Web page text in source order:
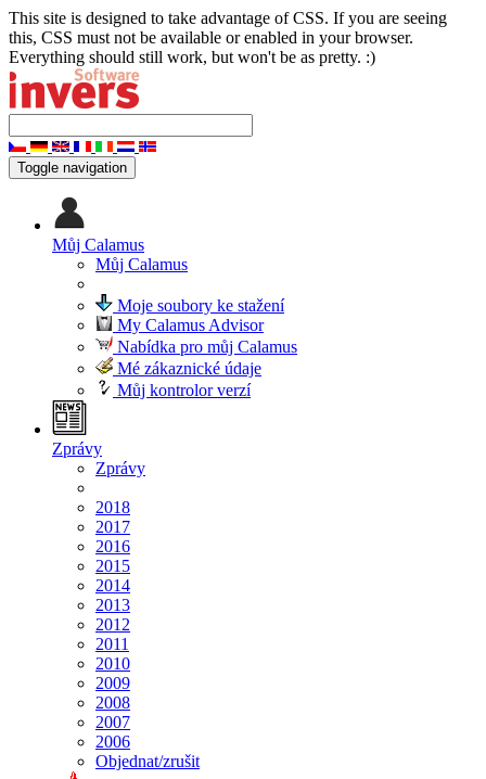
This site is designed to take advantage of CSS. If you are seeing
this, CSS must not be available or enabled in your browser.
Everything should still work, but won't be as pretty. :)
Toggle navigation
Můj Calamus
Můj Calamus
Moje soubory ke stažení
My Calamus Advisor
Nabídka pro můj Calamus
Mé zákaznické údaje
Můj kontrolor verzí
Zprávy
Zprávy
2018
2017
2016
2015
2014
2013
2012
2011
2010
2009
2008
2007
2006
Objednat/zrušit